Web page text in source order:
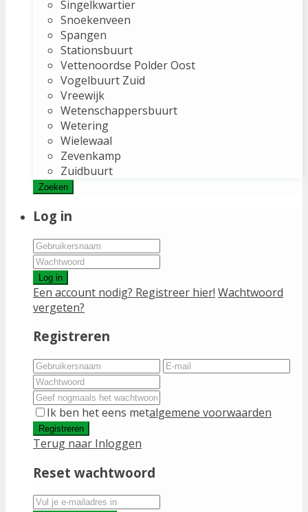
Singelkwartier
Snoekenveen
Spangen
Stationsbuurt
Vettenoordse Polder Oost
Vogelbuurt Zuid
Vreewijk
Wetenschappersbuurt
Wetering
Wielewaal
Zevenkamp
Zuidbuurt
Zoeken
Log in
Log in
Een account nodig? Registreer hier! Wachtwoord
vergeten?
Registreren
Ik ben het eens metalgemene voorwaarden
Registreren
Terug naar Inloggen
Reset wachtwoord